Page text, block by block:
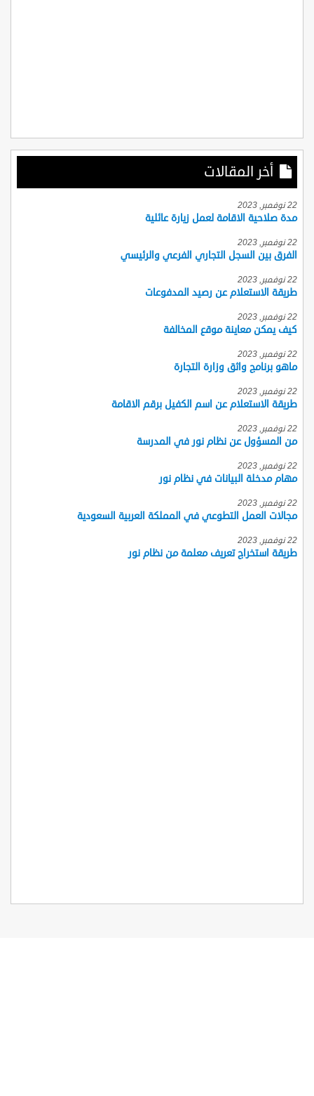
أخر المقالات
22 نوفمبر, 2023
مدة صلاحية الاقامة لعمل زيارة عائلية
22 نوفمبر, 2023
الفرق بين السجل التجاري الفرعي والرئيسي
22 نوفمبر, 2023
طريقة الاستعلام عن رصيد المدفوعات
22 نوفمبر, 2023
كيف يمكن معاينة موقع المخالفة
22 نوفمبر, 2023
ماهو برنامج واثق وزارة التجارة
22 نوفمبر, 2023
طريقة الاستعلام عن اسم الكفيل برقم الاقامة
22 نوفمبر, 2023
من المسؤول عن نظام نور في المدرسة
22 نوفمبر, 2023
مهام مدخلة البيانات في نظام نور
22 نوفمبر, 2023
مجالات العمل التطوعي في المملكة العربية السعودية
22 نوفمبر, 2023
طريقة استخراج تعريف معلمة من نظام نور